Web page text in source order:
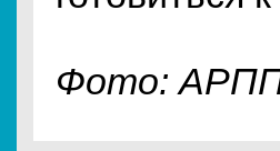
Фото: